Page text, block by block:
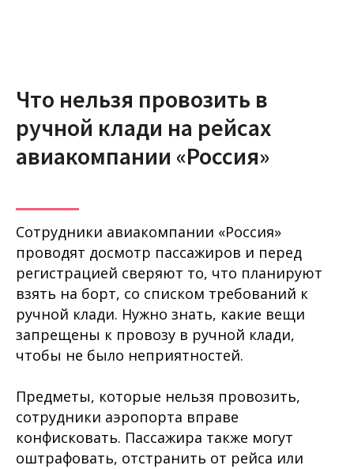
Что нельзя провозить в
ручной клади на рейсах
авиакомпании «Россия»
Сотрудники авиакомпании «Россия»
проводят досмотр пассажиров и перед
регистрацией сверяют то, что планируют
взять на борт, со списком требований к
ручной клади. Нужно знать, какие вещи
запрещены к провозу в ручной клади,
чтобы не было неприятностей.
Предметы, которые нельзя провозить,
сотрудники аэропорта вправе
конфисковать. Пассажира также могут
оштрафовать, отстранить от рейса или